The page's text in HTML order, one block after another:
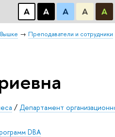
А А А А А
Преподаватели и сотрудники
/ Департамент
DВА